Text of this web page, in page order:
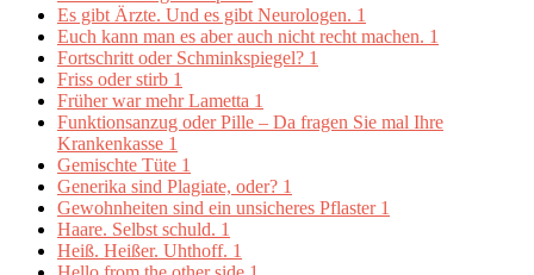
Es gibt Ärzte. Und es gibt Neurologen. 1
Euch kann man es aber auch nicht recht machen. 1
Fortschritt oder Schminkspiegel? 1
Friss oder stirb 1
Früher war mehr Lametta 1
Funktionsanzug oder Pille – Da fragen Sie mal Ihre
Krankenkasse 1
Gemischte Tüte 1
Generika sind Plagiate, oder? 1
Gewohnheiten sind ein unsicheres Pflaster 1
Haare. Selbst schuld. 1
Heiß. Heißer. Uhthoff. 1